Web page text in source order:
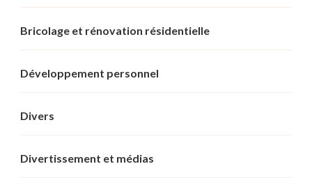
Bricolage et rénovation résidentielle
Développement personnel
Divers
Divertissement et médias